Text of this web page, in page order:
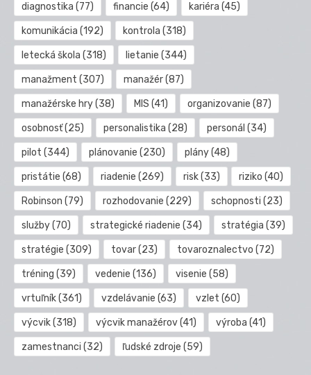
diagnostika (77) financie (64) kariéra (45)
komunikácia (192) kontrola (318)
letecká škola (318) lietanie (344)
manažment (307) manažér(87)
manažérske hry(38) MIS (41) organizovanie (87)
osobnosť(25) personalistika (28) personál (34)
pilot (344) plánovanie (230) plány(48)
pristátie (68) riadenie (269) risk(33) riziko (40)
Robinson (79) rozhodovanie (229) schopnosti (23)
služby(70) strategické riadenie (34) stratégia (39)
stratégie (309) tovar(23) tovaroznalectvo (72)
tréning (39) vedenie (136) visenie (58)
vrtuľník(361) vzdelávanie (63) vzlet (60)
výcvik(318) výcvik manažérov(41) výroba (41)
zamestnanci (32) ľudské zdroje (59)